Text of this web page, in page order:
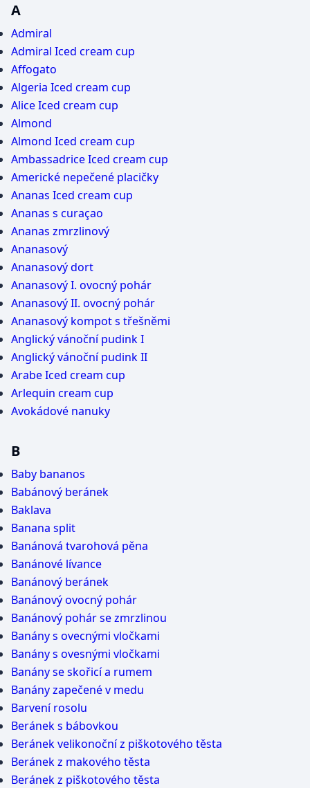
A
Admiral
Admiral Iced cream cup
Affogato
Algeria Iced cream cup
Alice Iced cream cup
Almond
Almond Iced cream cup
Ambassadrice Iced cream cup
Americké nepečené placičky
Ananas Iced cream cup
Ananas s curaçao
Ananas zmrzlinový
Ananasový
Ananasový dort
Ananasový I. ovocný pohár
Ananasový II. ovocný pohár
Ananasový kompot s třešněmi
Anglický vánoční pudink I
Anglický vánoční pudink II
Arabe Iced cream cup
Arlequin cream cup
Avokádové nanuky
B
Baby bananos
Babánový beránek
Baklava
Banana split
Banánová tvarohová pěna
Banánové lívance
Banánový beránek
Banánový ovocný pohár
Banánový pohár se zmrzlinou
Banány s ovecnými vločkami
Banány s ovesnými vločkami
Banány se skořicí a rumem
Banány zapečené v medu
Barvení rosolu
Beránek s bábovkou
Beránek velikonoční z piškotového těsta
Beránek z makového těsta
Beránek z piškotového těsta